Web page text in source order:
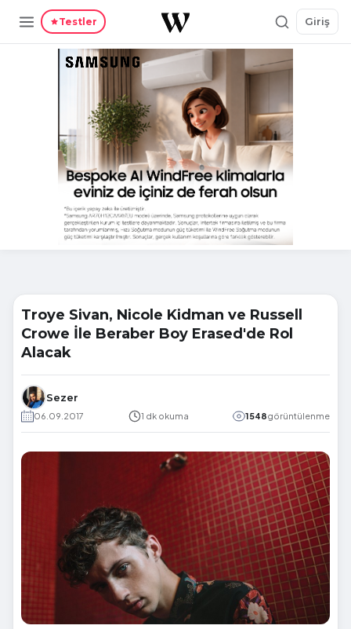
Testler Giriş
Troye Sivan, Nicole Kidman ve Russell
Crowe İle Beraber Boy Erased'de Rol
Alacak
Sezer
06.09.2017 1 dk okuma 1548görüntülenme